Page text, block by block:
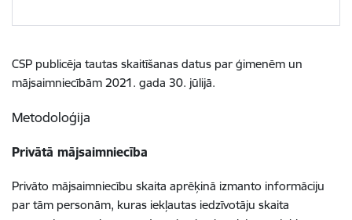
CSP publicēja tautas skaitīšanas datus par ģimenēm un
mājsaimniecībām 2021. gada 30. jūlijā.
Metodoloģija
Privātā mājsaimniecība
Privāto mājsaimniecību skaita aprēķinā izmanto informāciju
par tām personām, kuras iekļautas iedzīvotāju skaita